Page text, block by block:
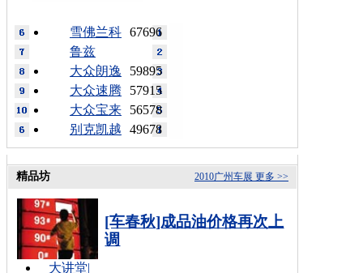
67696
雪佛兰科
鲁兹
59895
大众朗逸
57915
大众速腾
56578
大众宝来
49678
别克凯越
更多 >>
2010广州车展
精品坊
[车春秋]成品油价格再次上
调
大讲堂|